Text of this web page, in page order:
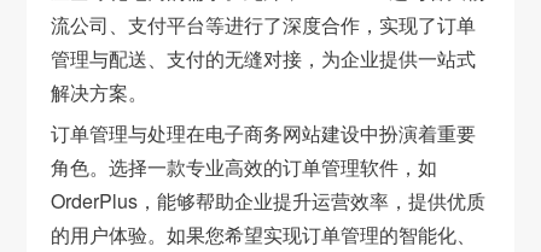
流公司、支付平台等进行了深度合作，实现了订单
管理与配送、支付的无缝对接，为企业提供一站式
解决方案。
订单管理与处理在电子商务网站建设中扮演着重要
角色。选择一款专业高效的订单管理软件，如
OrderPlus，能够帮助企业提升运营效率，提供优质
的用户体验。如果您希望实现订单管理的智能化、